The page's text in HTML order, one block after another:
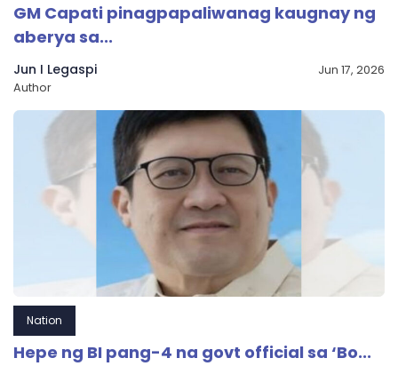
GM Capati pinagpapaliwanag kaugnay ng
aberya sa...
Jun I Legaspi
Author
Jun 17, 2026
Nation
Hepe ng BI pang-4 na govt official sa ‘Bo...